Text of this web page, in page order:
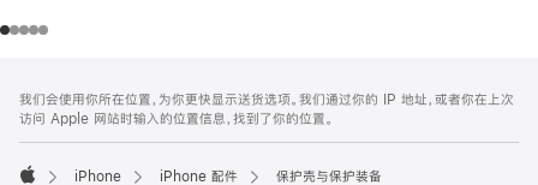
页
页
脚
注
我们会使用你所在位置，为你更快显示送货选项。我们通过你的 IP 地址，或者你在上次
访问 Apple 网站时输入的位置信息，找到了你的位置。
iPhone iPhone 配件
保护壳与保护装备